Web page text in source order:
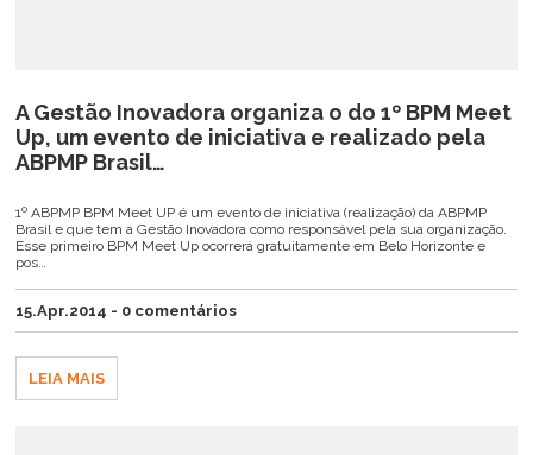
A Gestão Inovadora organiza o do 1º BPM Meet
Up, um evento de iniciativa e realizado pela
ABPMP Brasil…
1º ABPMP BPM Meet UP é um evento de iniciativa (realização) da ABPMP
Brasil e que tem a Gestão Inovadora como responsável pela sua organização.
Esse primeiro BPM Meet Up ocorrerá gratuitamente em Belo Horizonte e
pos…
15.Apr.2014 - 0 comentários
LEIA MAIS